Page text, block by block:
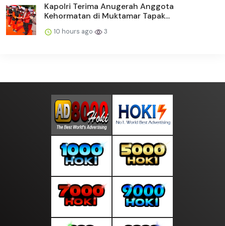
Kapolri Terima Anugerah Anggota
Kehormatan di Muktamar Tapak...
10 hours ago 3